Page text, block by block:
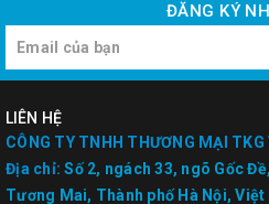
ĐĂNG KÝ
LIÊN HỆ
CÔNG TY TNHH THƯƠNG MẠI TKG
Địa chỉ: Số 2, ngách 33, ngõ Gốc
Tương Mai, Thành phố Hà Nội, Việt